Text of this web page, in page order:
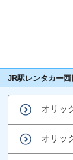
JR駅レンタカー
オリッ
オリッ